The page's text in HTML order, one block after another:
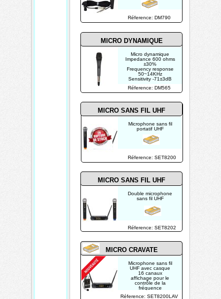
Réference: DM565
Réference: DM790
Réference: SET8202
Réference: SET8200
MICRO DYNAMIQUE
MICRO SANS FIL UHF
MICRO SANS FIL UHF
Micro dynamique
Impedance 600 ohms
±30%
Frequency response
50~14KHz
Sensitivity -71±3dB
Double microphone
sans fil UHF
Microphone sans fil
portatif UHF
Réference: SET8200LAV
Microphone sans fil
UHF avec casque
16 canaux
affichage pour le
contrôle de la
fréquence
MICRO CRAVATE